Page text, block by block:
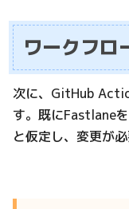
ワークフロ
次に、GitHub
す。既にFastlane
と仮定し、変更が